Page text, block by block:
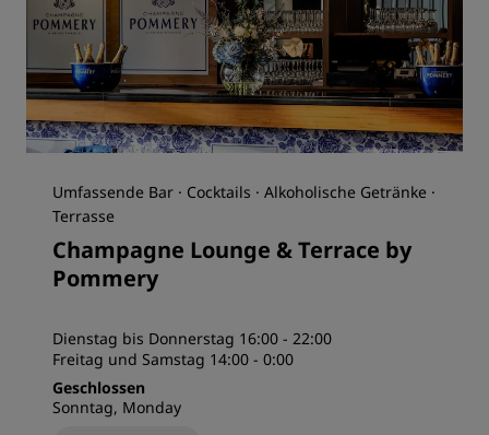
Umfassende Bar · Cocktails · Alkoholische Getränke ·
Terrasse
Champagne Lounge & Terrace by
Pommery
Dienstag bis Donnerstag 16:00 - 22:00
Freitag und Samstag 14:00 - 0:00
Geschlossen
Sonntag, Monday